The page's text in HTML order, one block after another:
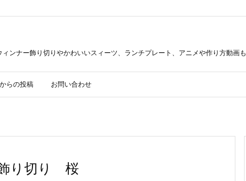
ンナー飾り切りやかわいいスィーツ、ランチプレート、アニメや作り方動画も
らの投稿 お問い合わせ
り切り 桜